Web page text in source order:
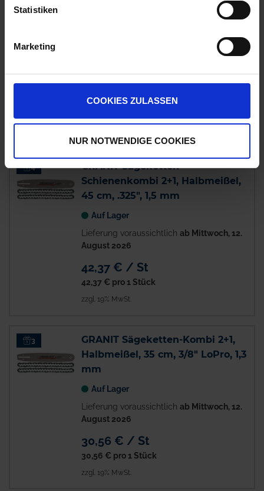
Statistiken
Marketing
COOKIES ZULASSEN
NUR NOTWENDIGE COOKIES
Schienenkombi 2+1, Halbmeißel,
August 2026
45,07 € / St
zzgl. 19% MwSt.
4
GRANIT Sägeketten-
Schienenkombi 2+1, Halbmeißel,
45 cm, .325", 1,5 mm
Auf Lager
Lieferung voraussichtlich ab Mittwoch, 12.
August 2026
42,37 € / St
42,37 € pro 1 Stück
zzgl. 19% MwSt.
3
GRANIT Sägeketten-Kombi 2+1,
Halbmeißel, 35 cm, 3/8" LoPro, 1,3
mm
Auf Lager
Lieferung voraussichtlich ab Mittwoch, 12.
August 2026
30,56 € / St
30,56 € pro 1 Stück
zzgl. 19% MwSt.